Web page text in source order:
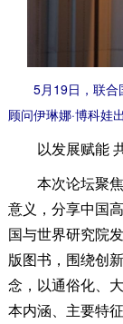
5月19日，联合
顾问伊琳娜·博科娃
以发展赋能
本次论坛聚焦“
意义，分享中国
国与世界研究院
版图书，围绕创
念，以通俗化、
本内涵、主要特